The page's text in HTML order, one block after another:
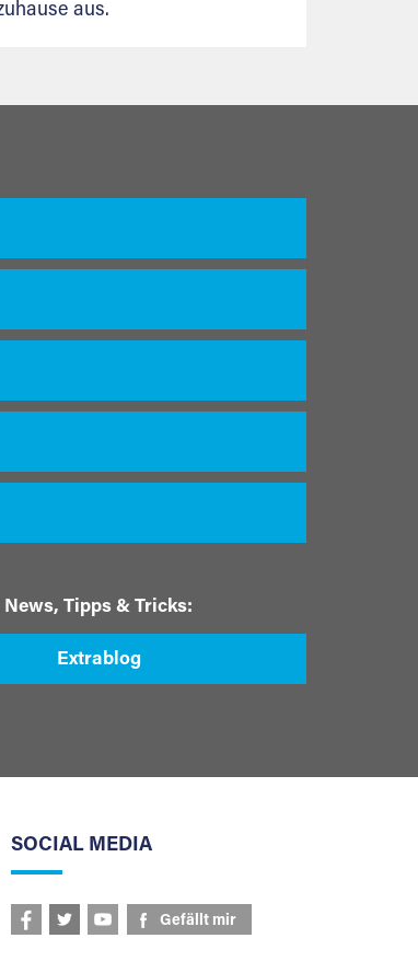
aus.
News, Tipps & Tricks:
Extrablog
SOCIAL MEDIA
Gefällt mir